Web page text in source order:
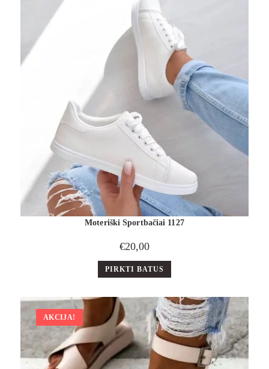
Moteriški Sportbačiai 1127
€20,00
PIRKTI BATUS
AKCIJA!